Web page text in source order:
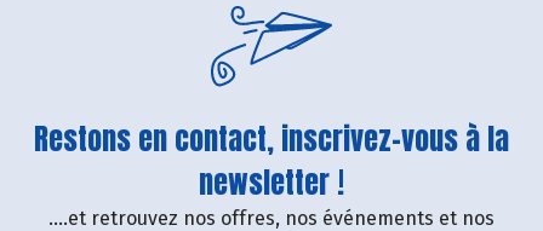
Restons en contact, inscrivez-vous à la
newsletter !
....et retrouvez nos offres, nos événements et nos